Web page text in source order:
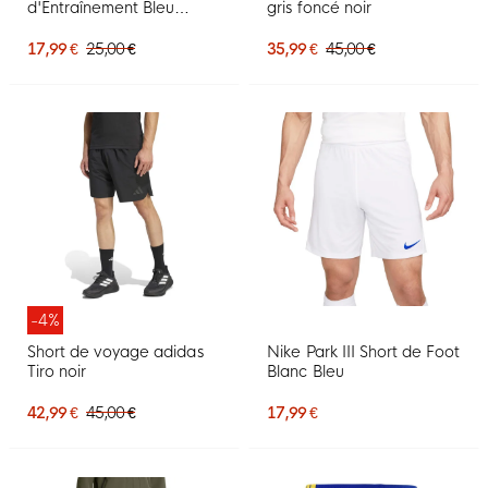
d'Entraînement Bleu
17,99 € 25,00 €
gris foncé noir
35,99 € 45,00 €
-4%
Short de voyage adidas
Tiro noir
42,99 € 45,00 €
Nike Park III Short de Foot
Blanc Bleu
17,99 €